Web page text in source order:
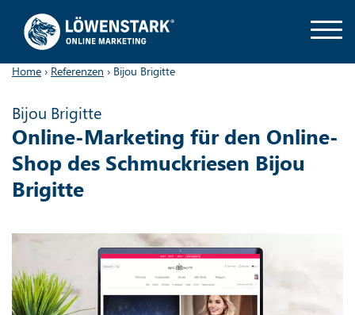
Home › Referenzen › Bijou Brigitte
Bijou Brigitte
Online-Marketing für den Online-
Shop des Schmuckriesen Bijou
Brigitte